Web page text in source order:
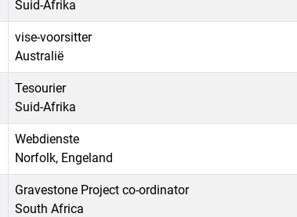
Suid-Afrika
vise-voorsitter
Australië
Tesourier
Suid-Afrika
Webdienste
Norfolk, Engeland
Gravestone Project co-ordinator
South Africa